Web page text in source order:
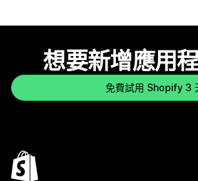
想要新增應用
免費試用 Shopify 3